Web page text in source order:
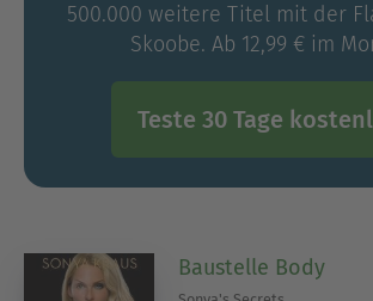
500.000 weitere Titel mit der
Skoobe. Ab 12,99 € im
Teste 30 Tage
Baustelle Body